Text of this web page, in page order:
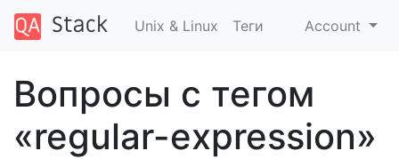
Unix & Linux Теги Account
Вопросы с тегом
«regular-expression»